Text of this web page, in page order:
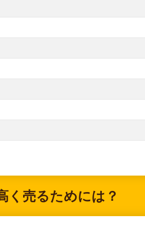
く売るためには？